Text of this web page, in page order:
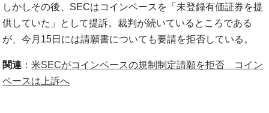
しかしその後、SECはコインベースを「未登録有価証券を提
供していた」として提訴。裁判が続いているところである
が、今月15日には請願書についても要請を拒否している。
関連 ：米SECがコインベースの規制制定請願を拒否 コイン
ベースは上訴へ